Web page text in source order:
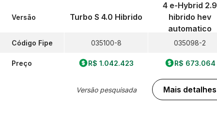
Versão
Código Fipe
Preço
Turbo S 4.0 Hibrido
035100-8
R$ 1.042.423
Versão pesquisada
4 e-Hybrid 2.9
hibrido hev
automatico
035098-2
R$ 673.064
Mais detalhes